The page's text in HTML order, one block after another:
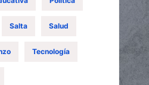
Salta Salud
Tecnología